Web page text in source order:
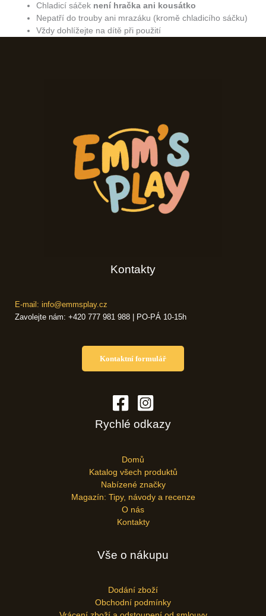
Chladicí sáček není hračka ani kousátko
Nepatří do trouby ani mrazáku (kromě chladicího sáčku)
Vždy dohlížejte na dítě při použití
Kontakty
E-mail: info@emmsplay.cz
Zavolejte nám: +420 777 981 988 | PO-PÁ 10-15h
Kontaktní formulář
Rychlé odkazy
Domů
Katalog všech produktů
Nabízené značky
Magazín: Tipy, návody a recenze
O nás
Kontakty
Vše o nákupu
Dodání zboží
Obchodní podmínky